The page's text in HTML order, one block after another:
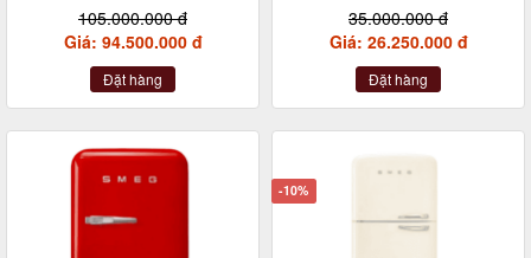
105.000.000 đ
Giá: 94.500.000 đ
Đặt hàng
35.000.000 đ
Giá: 26.250.000 đ
Đặt hàng
-10%